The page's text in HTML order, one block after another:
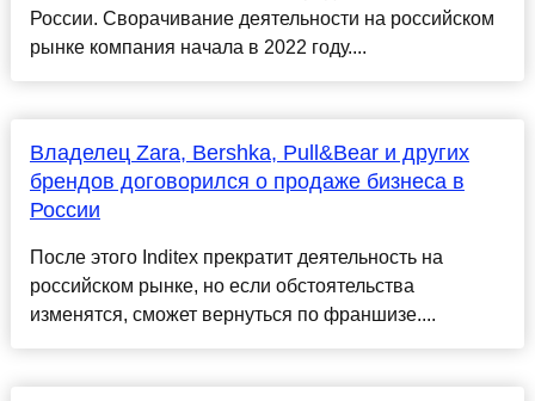
России. Сворачивание деятельности на российском
рынке компания начала в 2022 году....
Владелец Zara, Bershka, Pull&Bear и других
брендов договорился о продаже бизнеса в
России
После этого Inditex прекратит деятельность на
российском рынке, но если обстоятельства
изменятся, сможет вернуться по франшизе....